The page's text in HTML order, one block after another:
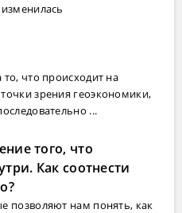
что происходит на
зрения геоэкономики,
...
того, что
Как соотнести
позволяют нам понять, как